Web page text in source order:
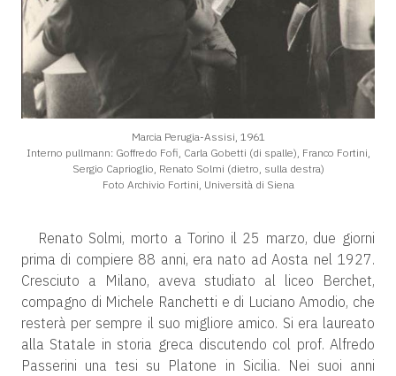
Marcia Perugia-Assisi, 1961
Interno pullmann: Goffredo Fofi, Carla Gobetti (di spalle), Franco Fortini,
Sergio Caprioglio, Renato Solmi (dietro, sulla destra)
Foto Archivio Fortini, Università di Siena
Renato Solmi, morto a Torino il 25 marzo, due giorni
prima di compiere 88 anni, era nato ad Aosta nel 1927.
Cresciuto a Milano, aveva studiato al liceo Berchet,
compagno di Michele Ranchetti e di Luciano Amodio, che
resterà per sempre il suo migliore amico. Si era laureato
alla Statale in storia greca discutendo col prof. Alfredo
Passerini una tesi su Platone in Sicilia. Nei suoi anni